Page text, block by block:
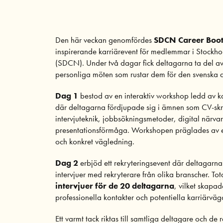
Den här veckan genomfördesSDCN Career
inspirerande karriärevent för medlemmar i
(SDCN). Under två dagar fick deltagarna ta del
personliga möten som rustar dem för den svenska
Dag 1 bestod av en interaktiv workshop ledd av
där deltagarna fördjupade sig i ämnen som CV-
intervjuteknik, jobbsökningsmetoder, digital
presentationsförmåga. Workshopen präglades av
och konkret vägledning.
Dag 2 erbjöd ett rekryteringsevent där
intervjuer med rekryterare från olika branscher.
intervjuer för de 20 deltagarna, vilket
professionella kontakter och potentiella
Ett varmt tack riktas till samtliga deltagare och de